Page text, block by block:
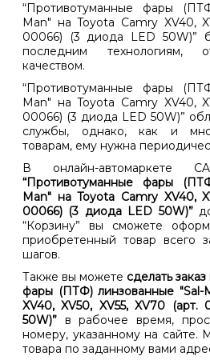
“Противотуманные фары
Man" на Toyota Camry XV40,
00066) (3 диода LED 50W)”
последним технологиям,
качеством.
“Противотуманные фары
Man" на Toyota Camry XV40,
00066) (3 диода LED 50W)”
службы, однако, как и
товарам, ему нужна
В онлайн-автомаркете
“Противотуманные фары
Man" на Toyota Camry XV40,
00066) (3 диода LED 50W)”
“Корзину” вы сможете
приобретенный товар всего
шагов.
Также вы можете сделать
фары (ПТФ) линзованные "Sal-
XV40, XV50, XV55, XV70
50W)” в рабочее время,
номеру, указанному на сайте.
товара по заданному вами